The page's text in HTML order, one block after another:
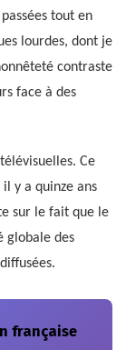
tout en
lourdes, dont je
contraste
face à des
Ce
y a quinze ans
sur le fait que le
globale des
française